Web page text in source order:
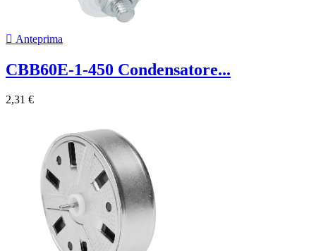
 Anteprima
CBB60E-1-450 Condensatore...
2,31 €